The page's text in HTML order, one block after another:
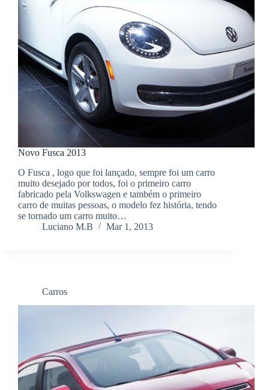
Novo Fusca 2013
O Fusca , logo que foi lançado, sempre foi um carro
muito desejado por todos, foi o primeiro carro
fabricado pela Volkswagen e também o primeiro
carro de muitas pessoas, o modelo fez história, tendo
se tornado um carro muito…
Luciano M.B
Mar 1, 2013
Carros